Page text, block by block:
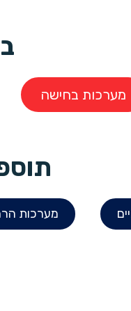
מערכות בחישה
מערכות